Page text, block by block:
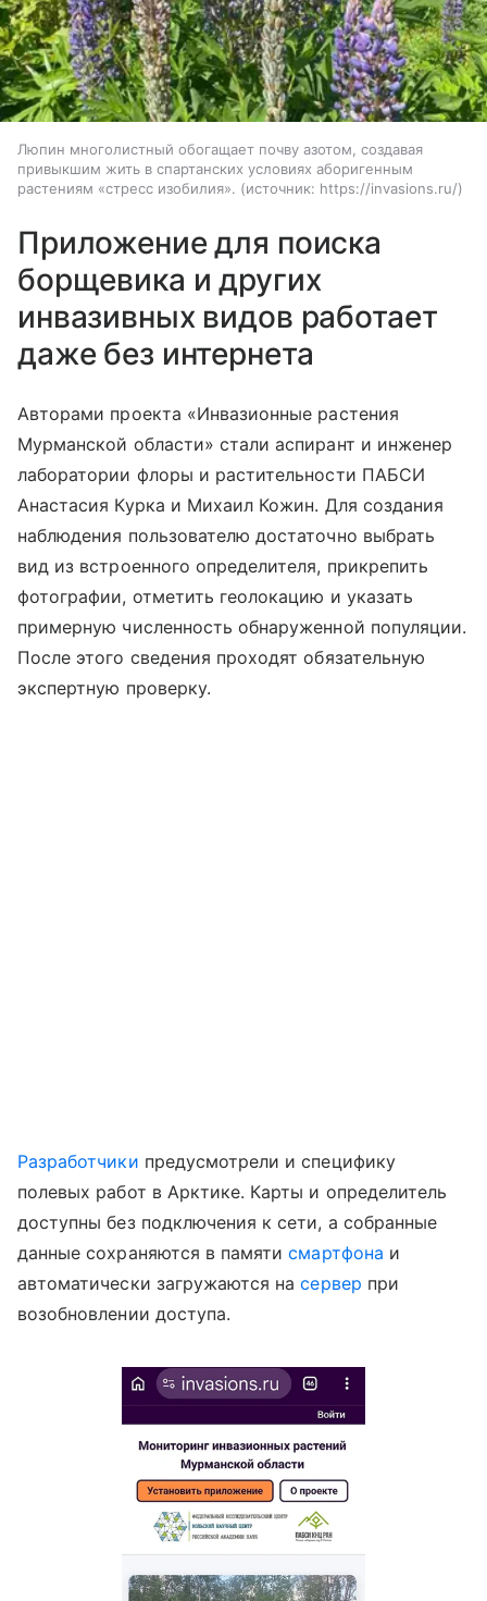
Люпин многолистный обогащает почву азотом, создавая
привыкшим жить в спартанских условиях аборигенным
растениям «стресс изобилия».
источник: https://invasions.ru/
Приложение для поиска
борщевика и других
инвазивных видов работает
даже без интернета
Авторами проекта «Инвазионные растения
Мурманской области» стали аспирант и инженер
лаборатории флоры и растительности ПАБСИ
Анастасия Курка и Михаил Кожин. Для создания
наблюдения пользователю достаточно выбрать
вид из встроенного определителя, прикрепить
фотографии, отметить геолокацию и указать
примерную численность обнаруженной популяции.
После этого сведения проходят обязательную
экспертную проверку.
Разработчики предусмотрели и специфику
полевых работ в Арктике. Карты и определитель
доступны без подключения к сети, а собранные
данные сохраняются в памятисмартфона и
автоматически загружаются насервер при
возобновлении доступа.